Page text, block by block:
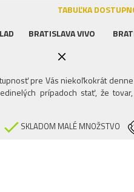
TABUĽKA
BRATISLAVA VIVO
pre Vás niekoľkokrát
prípadoch stať, že
SKLADOM MALÉ MNOŽSTVO